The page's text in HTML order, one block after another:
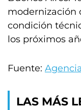
modernización
condición
los próximos
Fuente:
LAS MÁS